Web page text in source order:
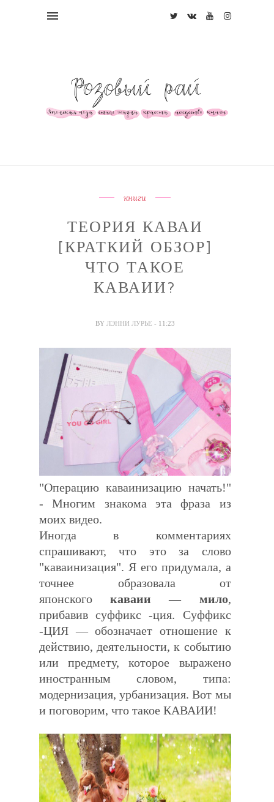
книги
ТЕОРИЯ КАВАИ
[КРАТКИЙ ОБЗОР]
ЧТО ТАКОЕ
КАВАИИ?
BY ЛЭННИ ЛУРЬЕ - 11:23
"Операцию каваинизацию начать!"
- Многим знакома эта фраза из
моих видео.
Иногда в комментариях
спрашивают, что это за слово
"каваинизация". Я его придумала, а
точнее образовала от
японскогокаваии — мило,
прибавив суффикс -ция. Суффикс
-ЦИЯ — обозначает отношение к
действию, деятельности, к событию
или предмету, которое выражено
иностранным словом, типа:
модернизация, урбанизация. Вот мы
и поговорим, что такое КАВАИИ!